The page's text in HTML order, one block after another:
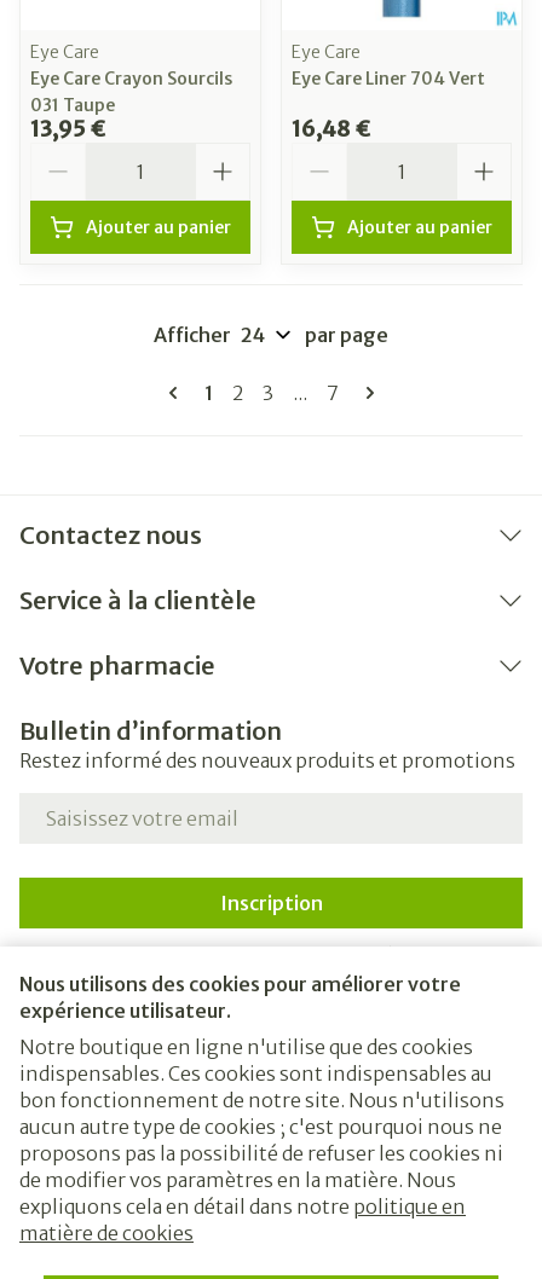
Nous utilisons des cookies pour améliorer votre
expérience utilisateur.
Notre boutique en ligne n'utilise que des cookies
indispensables. Ces cookies sont indispensables au
bon fonctionnement de notre site. Nous n'utilisons
aucun autre type de cookies ; c'est pourquoi nous ne
proposons pas la possibilité de refuser les cookies ni
de modifier vos paramètres en la matière. Nous
expliquons cela en détail dans notre politique en
matière de cookies
Eye Care
Eye Care Crayon Sourcils
031 Taupe
13,95 €
Ajouter au panier
Eye Care
Eye Care Liner 704 Vert
16,48 €
Ajouter au panier
Pages
Vous lisez actuellement la page
1 Page
2 Page
3 ... Page
7
Afficher par page
Contactez nous
Service à la clientèle
Votre pharmacie
Bulletin d’information
Restez informé des nouveaux produits et promotions
Adresse mail
Inscription
newsletter et acceptez notrepolitique de confidentialité
Liens légaux